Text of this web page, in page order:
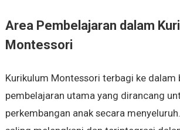
Area Pembelajaran dalam
Montessori
Kurikulum Montessori terbagi ke dalam
pembelajaran utama yang dirancang
perkembangan anak secara